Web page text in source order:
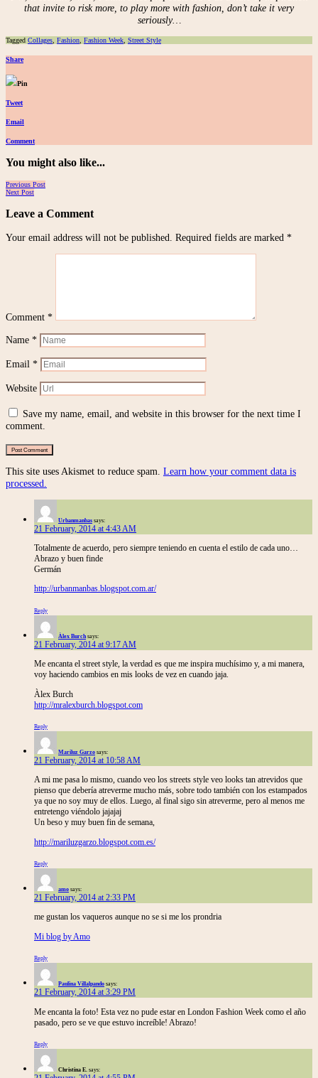
that invite to risk more, to play more with fashion, don’t take it very
seriously…
Tagged Collages Fashion Fashion Week Street Style
Share
Pin
Tweet
Email
Comment
You might also like...
Posts
Previous Post
Next Post
Leave a Comment
Your email address will not be published. Required fields are marked *
Comment *
Name *
Email *
Website
Save my name, email, and website in this browser for the next time I
comment.
This site uses Akismet to reduce spam. Learn how your comment data is
processed.
Urbanmanbas says:
21 February, 2014 at 4:43 AM
Totalmente de acuerdo, pero siempre teniendo en cuenta el estilo de cada uno…
Abrazo y buen finde
Germán
http://urbanmanbas.blogspot.com.ar/
Reply
Àlex Burch says:
21 February, 2014 at 9:17 AM
Me encanta el street style, la verdad es que me inspira muchísimo y, a mi manera,
voy haciendo cambios en mis looks de vez en cuando jaja.
Àlex Burch
http://mralexburch.blogspot.com
Reply
Mariluz Garzo says:
21 February, 2014 at 10:58 AM
A mi me pasa lo mismo, cuando veo los streets style veo looks tan atrevidos que
pienso que debería atreverme mucho más, sobre todo también con los estampados
ya que no soy muy de ellos. Luego, al final sigo sin atreverme, pero al menos me
entretengo viéndolo jajajaj
Un beso y muy buen fin de semana,
http://mariluzgarzo.blogspot.com.es/
Reply
amo says:
21 February, 2014 at 2:33 PM
me gustan los vaqueros aunque no se si me los prondria
Mi blog by Amo
Reply
Paulina Villalpando says:
21 February, 2014 at 3:29 PM
Me encanta la foto! Esta vez no pude estar en London Fashion Week como el año
pasado, pero se ve que estuvo increíble! Abrazo!
Reply
Christina E. says: